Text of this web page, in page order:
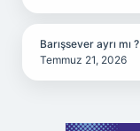
Barışsever ayrı mı ?
Temmuz 21, 2026